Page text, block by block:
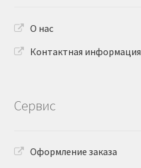
О нас
Контактная информация
Сервис
Оформление заказа